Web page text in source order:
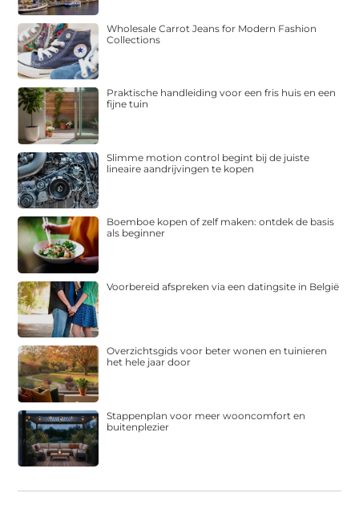
Wholesale Carrot Jeans for Modern Fashion
Collections
Praktische handleiding voor een fris huis en een
fijne tuin
Slimme motion control begint bij de juiste
lineaire aandrijvingen te kopen
Boemboe kopen of zelf maken: ontdek de basis
als beginner
Voorbereid afspreken via een datingsite in België
Overzichtsgids voor beter wonen en tuinieren
het hele jaar door
Stappenplan voor meer wooncomfort en
buitenplezier